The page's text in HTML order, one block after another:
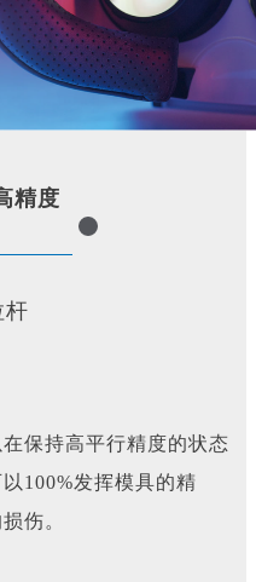
精度
杆
保持高平行精度的状态
100%发挥模具的精
伤。